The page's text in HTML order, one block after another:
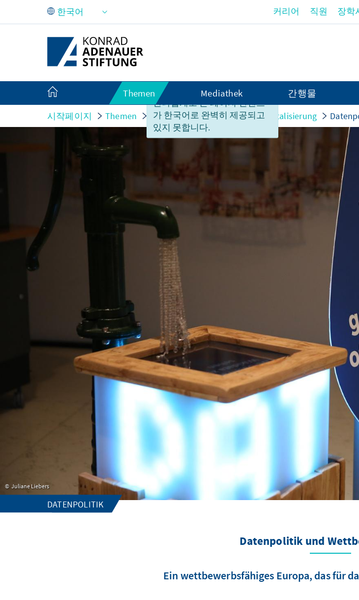
Skip to Main Content
안타깝게도 본 페이지 컨텐츠
가 한국어로 완벽히 제공되고
있지 못합니다.
커리어 직원 장학
Themen Mediathek 간행물
시작페이지 Themen Wirtschaft und Innovation Digitalisierung
Juliane Liebers
DATENPOLITIK
Datenpolitik und
Ein wettbewerbsfähiges Europa, das für